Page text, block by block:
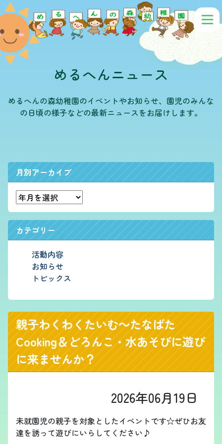
めるへんニュース
めるへんの森幼稚園のイベントやお知らせ、園児のみんな
の日頃の様子などの最新ニュースをお届けします。
月別アーカイブ
カテゴリー
活動内容
お知らせ
トピックス
親子わくわくたいむ～たなばた
Cooking＆どろんこ・水あそびに遊び
に来ませんか？
2026年06月19日
未就園児の親子を対象としたイベントです☆ぜひお友
達を誘って遊びにいらしてください♪